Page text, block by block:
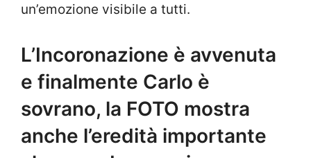
un’emozione visibile a tutti.
L’Incoronazione è avvenuta
e finalmente Carlo è
sovrano, la FOTO mostra
anche l’eredità importante